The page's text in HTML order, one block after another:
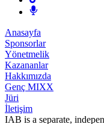
Anasayfa
Sponsorlar
Yönetmelik
Kazananlar
Hakkımızda
Genç MIXX
Jüri
İletişim
IAB is a separate,